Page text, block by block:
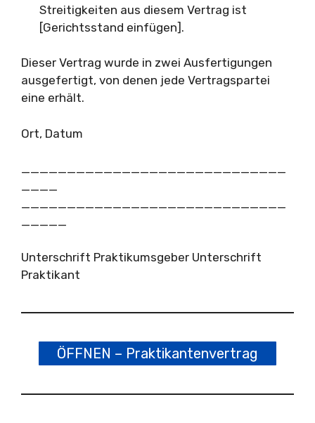
Streitigkeiten aus diesem Vertrag ist
[Gerichtsstand einfügen].
Dieser Vertrag wurde in zwei Ausfertigungen
ausgefertigt, von denen jede Vertragspartei
eine erhält.
Ort, Datum
_____________________________
____
_____________________________
_____
Unterschrift Praktikumsgeber Unterschrift
Praktikant
ÖFFNEN – Praktikantenvertrag